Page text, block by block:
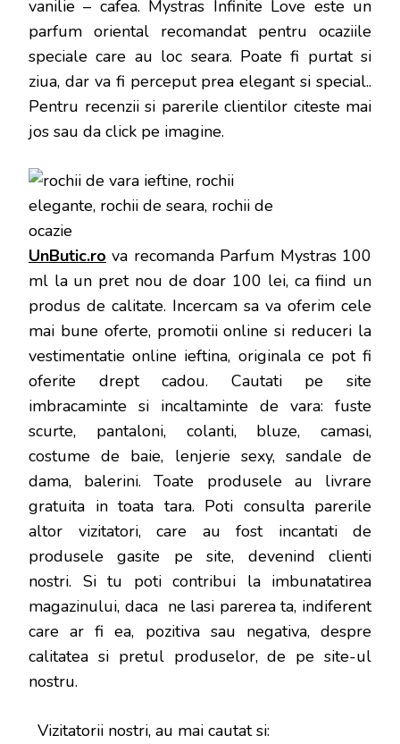
vanilie – cafea. Mystras Infinite Love este un
parfum oriental recomandat pentru ocaziile
speciale care au loc seara. Poate fi purtat si
ziua, dar va fi perceput prea elegant si special..
Pentru recenzii si parerile clientilor citeste mai
jos sau da click pe imagine.
UnButic.ro va recomanda Parfum Mystras 100
ml la un pret nou de doar 100 lei, ca fiind un
produs de calitate. Incercam sa va oferim cele
mai bune oferte, promotii online si reduceri la
vestimentatie online ieftina, originala ce pot fi
oferite drept cadou. Cautati pe site
imbracaminte si incaltaminte de vara: fuste
scurte, pantaloni, colanti, bluze, camasi,
costume de baie, lenjerie sexy, sandale de
dama, balerini. Toate produsele au livrare
gratuita in toata tara. Poti consulta parerile
altor vizitatori, care au fost incantati de
produsele gasite pe site, devenind clienti
nostri. Si tu poti contribui la imbunatatirea
magazinului, daca ne lasi parerea ta, indiferent
care ar fi ea, pozitiva sau negativa, despre
calitatea si pretul produselor, de pe site-ul
nostru.
Vizitatorii nostri, au mai cautat si: